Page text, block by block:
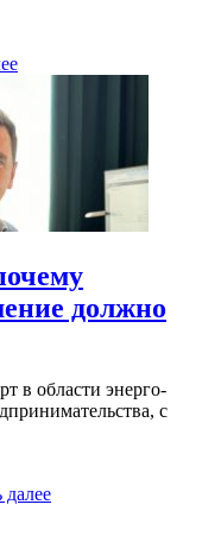
должно
в области энерго-
с
далее